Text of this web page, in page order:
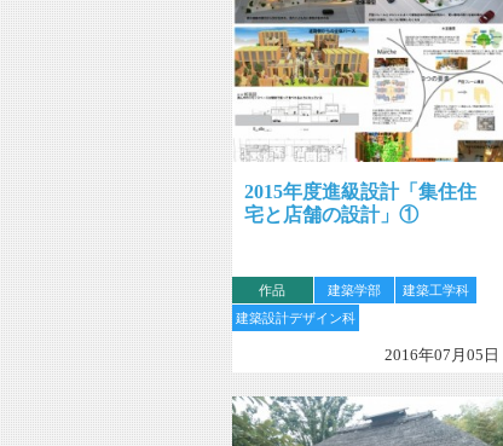
2015年度進級設計「集住住
宅と店舗の設計」①
作品 建築学部
建築工学科
建築設計デザイン科
2016年07月05日